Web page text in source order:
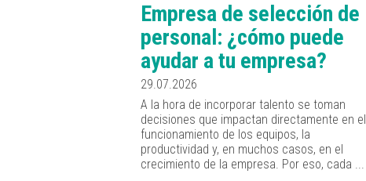
Empresa de selección de
personal: ¿cómo puede
ayudar a tu empresa?
29.07.2026
A la hora de incorporar talento se toman
decisiones que impactan directamente en el
funcionamiento de los equipos, la
productividad y, en muchos casos, en el
crecimiento de la empresa. Por eso, cada ...